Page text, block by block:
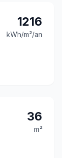
1216
kWh/m²/an
36
m²